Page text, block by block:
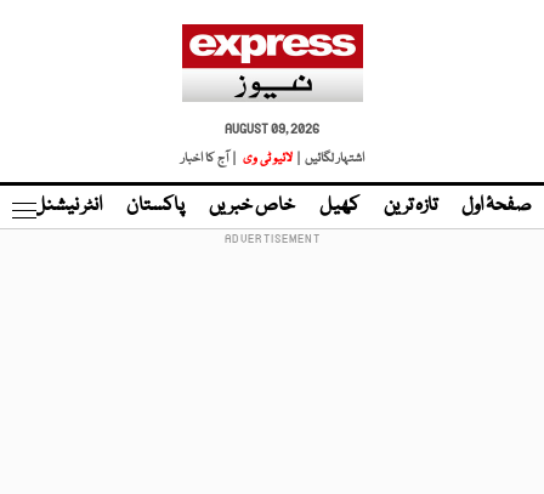
AUGUST 09, 2026
اشتہار لگائیں |
لائیو ٹی وی | آج کا اخبار
صفحۂ اول تازہ ترین کھیل خاص خبریں پاکستان انٹر نیشنل